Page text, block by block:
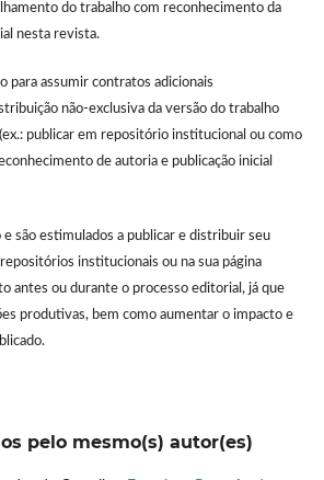
do trabalho com reconhecimento da
nesta revista.
para assumir contratos adicionais
não-exclusiva da versão do trabalho
publicar em repositório institucional ou como
de autoria e publicação inicial
são estimulados a publicar e distribuir seu
institucionais ou na sua página
antes ou durante o processo editorial, já que
produtivas, bem como aumentar o impacto e
pelo mesmo(s) autor(es)